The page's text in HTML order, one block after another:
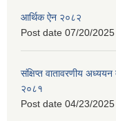
आर्थिक ऐन २०८२
Post date 07/20/
संक्षिप्त वातावरणीय अध्ययन
२०८१
Post date 04/23/